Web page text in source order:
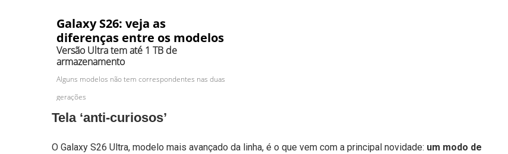
Tela ‘anti-curiosos’
O Galaxy S26 Ultra, modelo mais avançado da linha, é o que vem com a principal novidade: um modo de